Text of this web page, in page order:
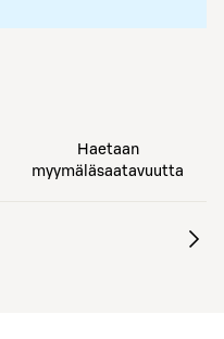
Haetaan
myymäläsaatavuutta